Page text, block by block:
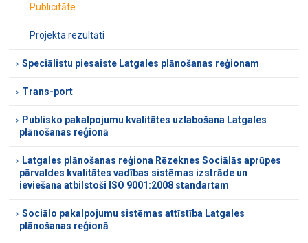
Publicitāte
Projekta rezultāti
Speciālistu piesaiste Latgales plānošanas reģionam
Trans-port
Publisko pakalpojumu kvalitātes uzlabošana Latgales
plānošanas reģionā
Latgales plānošanas reģiona Rēzeknes Sociālās aprūpes
pārvaldes kvalitātes vadības sistēmas izstrāde un
ieviešana atbilstoši ISO 9001:2008 standartam
Sociālo pakalpojumu sistēmas attīstība Latgales
plānošanas reģionā